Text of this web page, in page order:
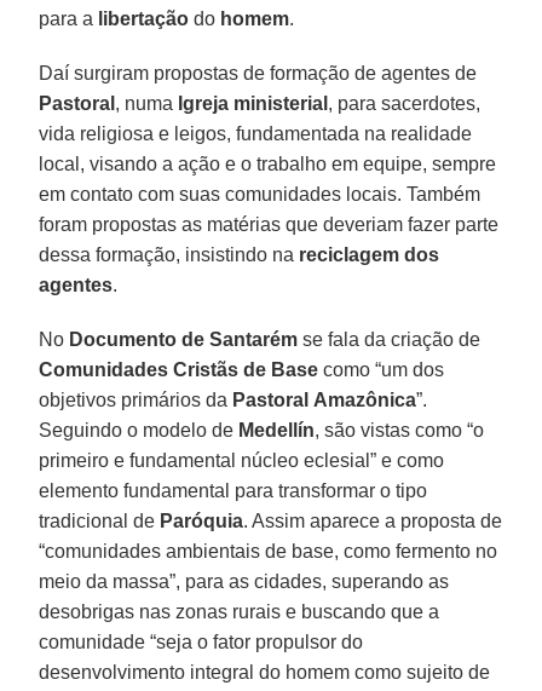
para a libertação do homem.
Daí surgiram propostas de formação de agentes de
Pastoral , numa Igreja ministerial , para sacerdotes,
vida religiosa e leigos, fundamentada na realidade
local, visando a ação e o trabalho em equipe, sempre
em contato com suas comunidades locais. Também
foram propostas as matérias que deveriam fazer parte
dessa formação, insistindo na reciclagem dos
agentes.
No Documento de Santarém se fala da criação de
Comunidades Cristãs de Base como “um dos
objetivos primários da Pastoral Amazônica”.
Seguindo o modelo de Medellín, são vistas como “o
primeiro e fundamental núcleo eclesial” e como
elemento fundamental para transformar o tipo
tradicional de Paróquia. Assim aparece a proposta de
“comunidades ambientais de base, como fermento no
meio da massa”, para as cidades, superando as
desobrigas nas zonas rurais e buscando que a
comunidade “seja o fator propulsor do
desenvolvimento integral do homem como sujeito de